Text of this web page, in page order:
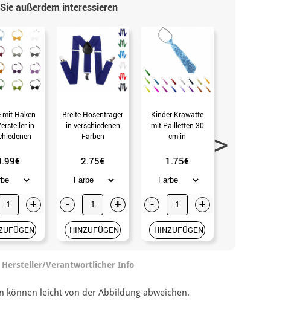
außerdem interessieren
mit Haken
in
+
Breite Hosenträger
in verschiedenen
Farben
2.75€
- +
HINZUFÜGEN
Kinder-Krawatte
mit Pailletten 30
cm in
Farben
1.75€
- +
HINZUFÜGEN
Hersteller/Verantwortlicher Info
können leicht von der Abbildung abweichen.